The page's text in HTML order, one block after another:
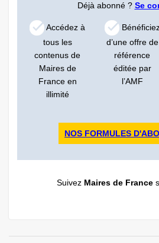
Déjà abonné ? Se
Accédez à
tous les
contenus de
Maires de
France en
illimité
d’une offre de
référence
éditée par
l’AMF
NOS FORMULES
Suivez Maires de France